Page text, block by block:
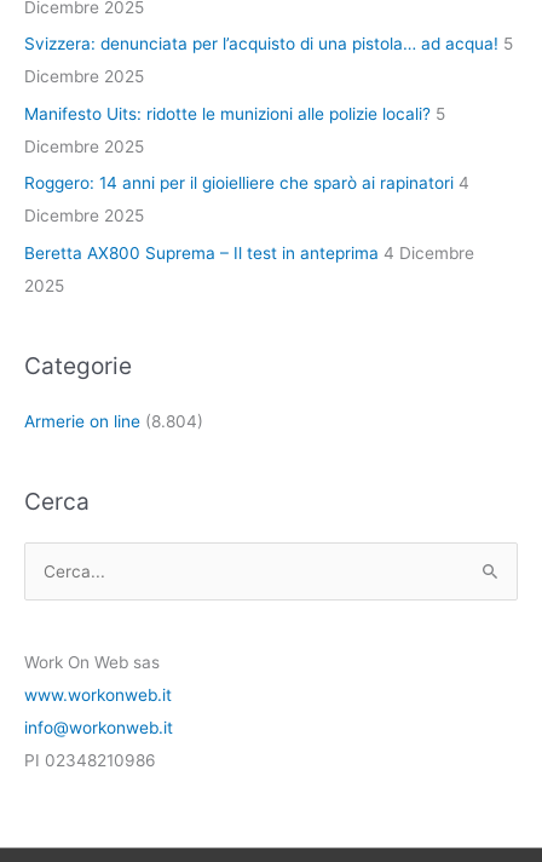
Dicembre 2025
Svizzera: denunciata per l’acquisto di una pistola… ad acqua! 5
Dicembre 2025
Manifesto Uits: ridotte le munizioni alle polizie locali? 5
Dicembre 2025
Roggero: 14 anni per il gioielliere che sparò ai rapinatori 4
Dicembre 2025
Beretta AX800 Suprema – Il test in anteprima 4 Dicembre
2025
Categorie
Armerie on line (8.804)
Cerca
c
a
:
Work On Web sas
www.workonweb.it
info@workonweb.it
PI 02348210986